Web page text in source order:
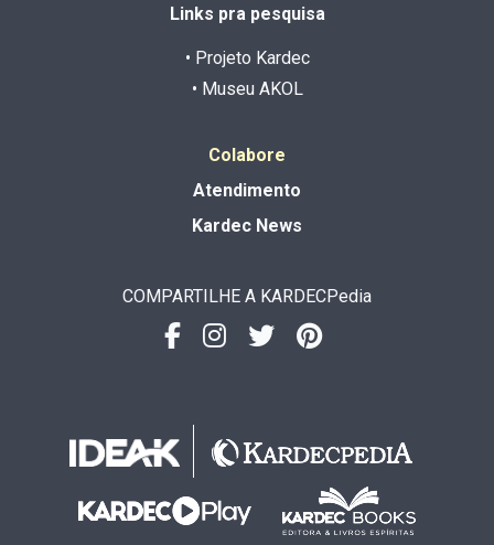
Links pra pesquisa
• Projeto Kardec
• Museu AKOL
Colabore
Atendimento
Kardec News
COMPARTILHE A KARDECPedia